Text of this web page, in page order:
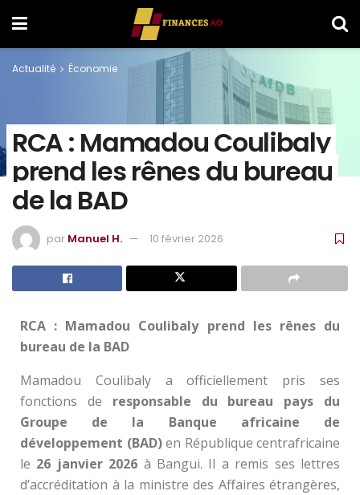
Actualité Économie
RCA : Mamadou Coulibaly
prend les rênes du bureau
de la BAD
par Manuel H. 10 février 2026
RCA : Mamadou Coulibaly prend les rênes du
bureau de la BAD
Mamadou Coulibaly a officiellement pris ses
fonctions de responsable du bureau pays du
Groupe de la Banque africaine de
développement (BAD)en République centrafricaine
le 26 janvier 2026 à Bangui. Il a remis ses lettres
d’accréditation à la ministre des Affaires étrangères,